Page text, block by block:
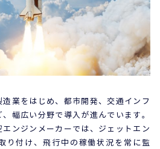
業をはじめ、都市開発、交通インフ
幅広い分野で導入が進んでいます。
ンジンメーカーでは、ジェットエン
り付け、飛行中の稼働状況を常に監